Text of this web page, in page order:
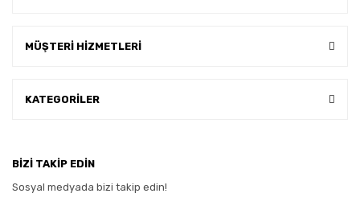
MÜŞTERİ HİZMETLERİ
KATEGORİLER
BİZİ TAKİP EDİN
Sosyal medyada bizi takip edin!